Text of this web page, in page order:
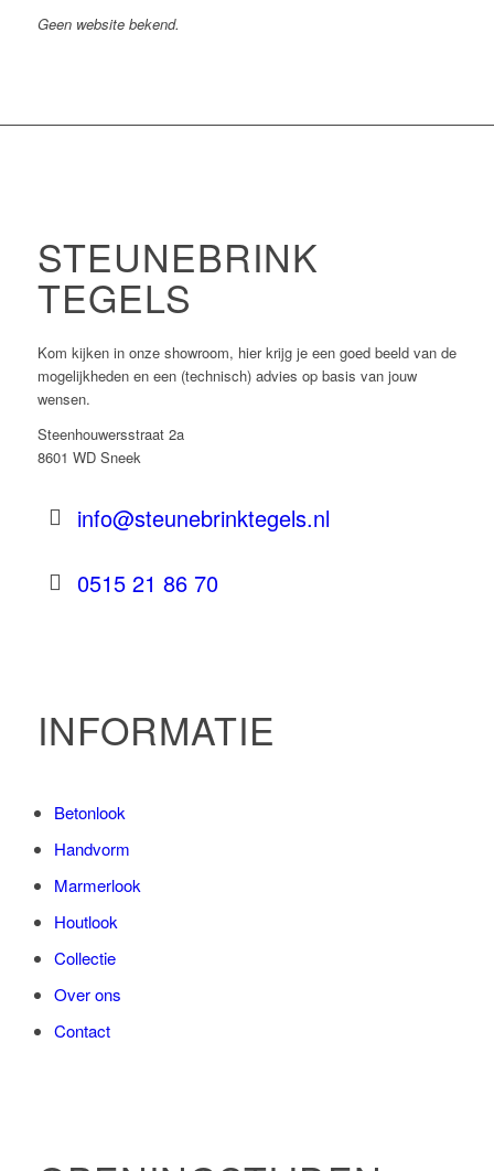
Geen website bekend.
STEUNEBRINK
TEGELS
Kom kijken in onze showroom, hier krijg je een goed beeld van de
mogelijkheden en een (technisch) advies op basis van jouw
wensen.
Steenhouwersstraat 2a
8601 WD Sneek
info@steunebrinktegels.nl
0515 21 86 70
INFORMATIE
Betonlook
Handvorm
Marmerlook
Houtlook
Collectie
Over ons
Contact